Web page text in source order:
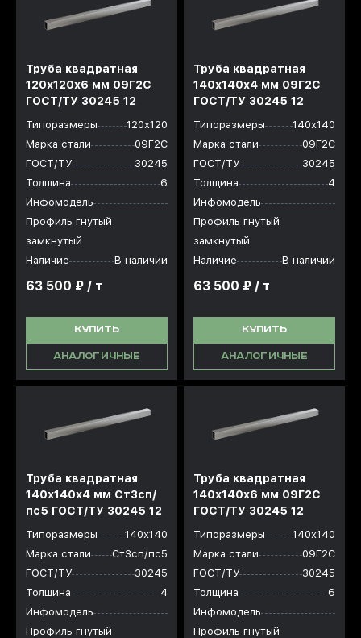
Труба квадратная
120х120x6 мм 09Г2С
ГОСТ/ТУ 30245 12
Типоразмеры
120х120
Марка стали
09Г2С
ГОСТ/ТУ
30245
Толщина
6
Инфомодель
Профиль гнутый
замкнутый
Наличие
В наличии
63 500 ₽ / т
КУПИТЬ
АНАЛОГИЧНЫЕ
Труба квадратная
140х140x4 мм 09Г2С
ГОСТ/ТУ 30245 12
Типоразмеры
140х140
Марка стали
09Г2С
ГОСТ/ТУ
30245
Толщина
4
Инфомодель
Профиль гнутый
замкнутый
Наличие
В наличии
63 500 ₽ / т
КУПИТЬ
АНАЛОГИЧНЫЕ
Труба квадратная
140х140x4 мм Ст3сп/
пс5 ГОСТ/ТУ 30245 12
Типоразмеры
140х140
Марка стали
Ст3сп/пс5
ГОСТ/ТУ
30245
Толщина
4
Инфомодель
Профиль гнутый
Труба квадратная
140х140x6 мм 09Г2С
ГОСТ/ТУ 30245 12
Типоразмеры
140х140
Марка стали
09Г2С
ГОСТ/ТУ
30245
Толщина
6
Инфомодель
Профиль гнутый